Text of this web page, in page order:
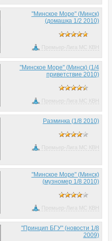
"Минское Море" (Минск)
(домашка 1/2 2010)
Премьер-Лига МС КВН
"Минское Море" (Минск) (1/4
приветствие 2010)
Премьер-Лига МС КВН
Разминка (1/8 2010)
Премьер-Лига МС КВН
"Минское Море" (Минск)
(музномер 1/8 2010)
Премьер-Лига МС КВН
"Принцип БГУ" (новости 1/8
2009)